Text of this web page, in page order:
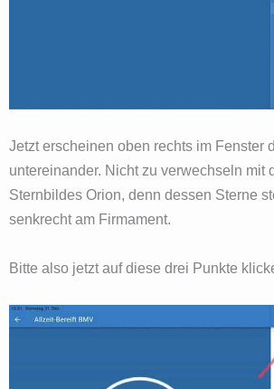
Jetzt erscheinen oben rechts im Fenster
untereinander. Nicht zu verwechseln mit
Sternbildes Orion, denn dessen Sterne
senkrecht am Firmament.
Bitte also jetzt auf diese drei Punkte